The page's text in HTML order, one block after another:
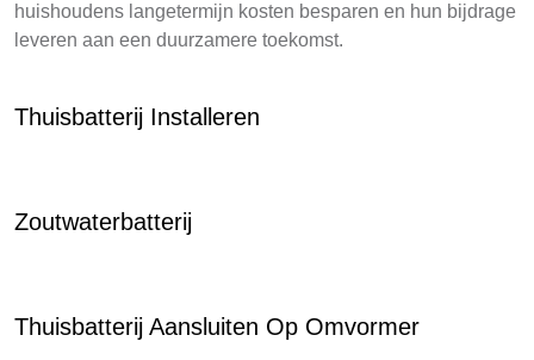
huishoudens langetermijn kosten besparen en hun bijdrage
leveren aan een duurzamere toekomst.
Thuisbatterij Installeren
Zoutwaterbatterij
Thuisbatterij Aansluiten Op Omvormer